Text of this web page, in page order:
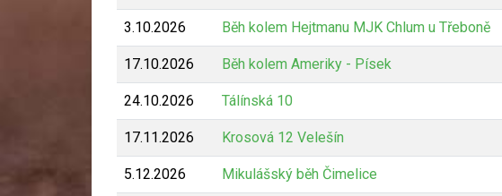
3.10.2026 Běh kolem Hejtmanu MJK Chlum u Třeboně
17.10.2026 Běh kolem Ameriky - Písek
24.10.2026 Tálínská 10
17.11.2026 Krosová 12 Velešín
5.12.2026 Mikulášský běh Čimelice